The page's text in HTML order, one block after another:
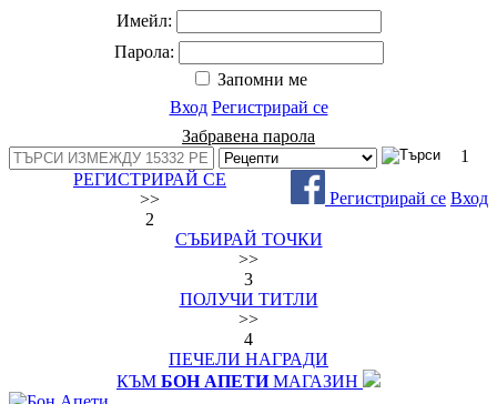
Имейл:
Парола:
Запомни ме
Вход Регистрирай се
Забравена парола
Регистрирай се Вход
1
РЕГИСТРИРАЙ СЕ
>>
2
СЪБИРАЙ ТОЧКИ
>>
3
ПОЛУЧИ ТИТЛИ
>>
4
ПЕЧЕЛИ НАГРАДИ
КЪМ БОН АПЕТИМАГАЗИН